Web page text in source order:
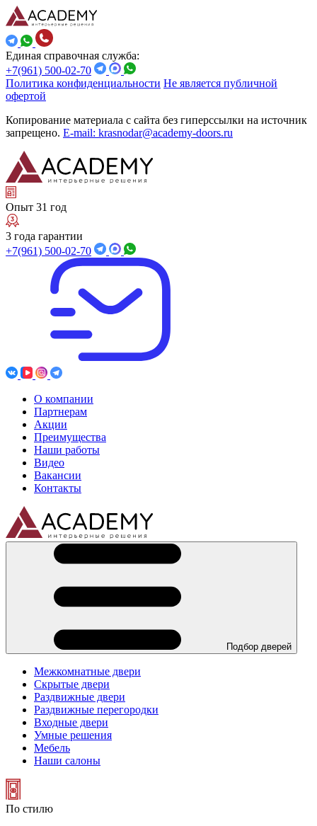
Единая справочная служба:
+7(961) 500-02-70
Политика конфиденциальности Не является публичной
офертой
Копирование материала с сайта без гиперссылки на источник
запрещено. E-mail: krasnodar@academy-doors.ru
Опыт 31 год
3 года гарантии
+7(961) 500-02-70
О компании
Партнерам
Акции
Преимущества
Наши работы
Видео
Вакансии
Контакты
Подбор дверей
Межкомнатные двери
Скрытые двери
Раздвижные двери
Раздвижные перегородки
Входные двери
Умные решения
Мебель
Наши салоны
По стилю